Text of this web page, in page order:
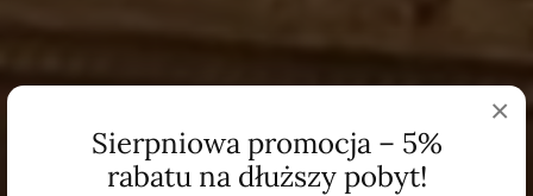
Sierpniowa promocja – 5%
rabatu na dłuższy pobyt!
×